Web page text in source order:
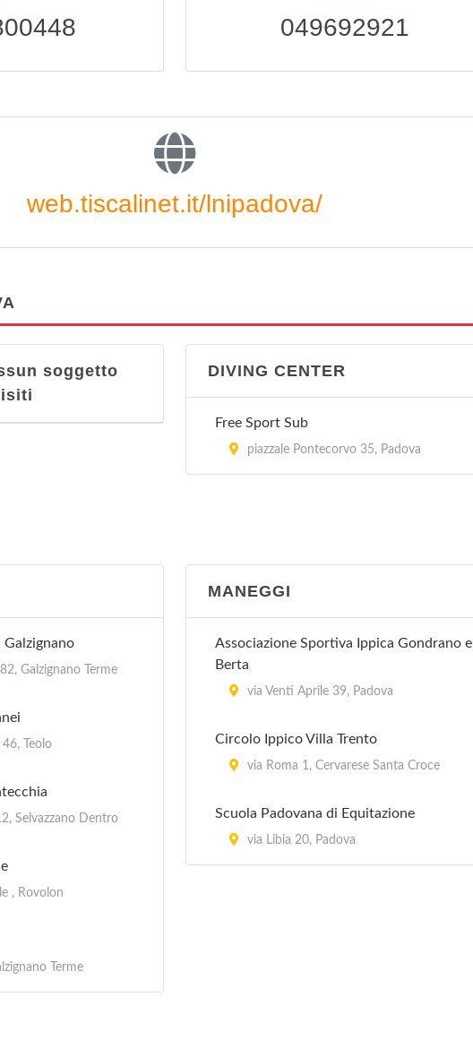
049692921
web.tiscalinet.it/lnipadova/
soggetto
DIVING CENTER
Free Sport Sub
piazzale Pontecorvo 35, Padova
Galzignano
Galzignano Terme
Teolo
Selvazzano Dentro
, Rovolon
Terme
MANEGGI
Associazione Sportiva Ippica Gondrano e
Berta
via Venti Aprile 39, Padova
Circolo Ippico Villa Trento
via Roma 1, Cervarese Santa Croce
Scuola Padovana di Equitazione
via Libia 20, Padova